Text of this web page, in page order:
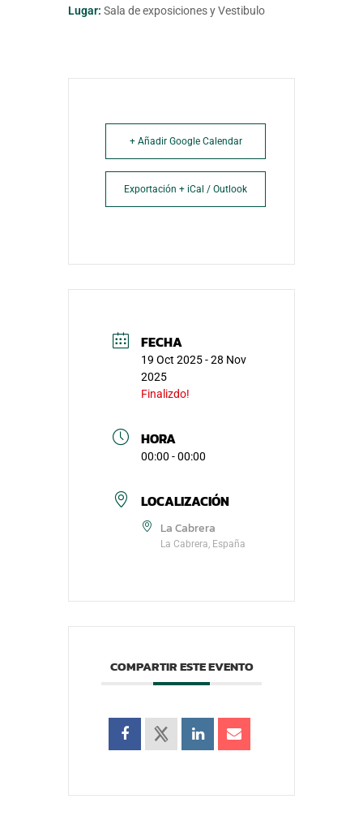
Lugar: Sala de exposiciones y Vestibulo
+ Añadir Google Calendar
Exportación + iCal / Outlook
FECHA
19 Oct 2025- 28 Nov
2025
Finalizdo!
HORA
00:00 - 00:00
LOCALIZACIÓN
La Cabrera
La Cabrera, España
COMPARTIR ESTE EVENTO